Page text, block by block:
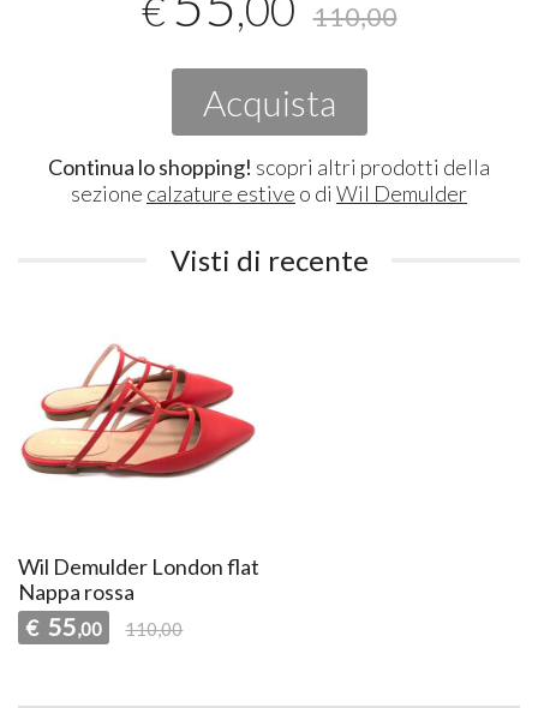
€ 110,00
Acquista
Continua lo shopping! scopri altri prodotti della
sezione calzature estive o di Wil Demulder
Visti di recente
Wil Demulder London flat
Nappa rossa
€ 55,00 110,00